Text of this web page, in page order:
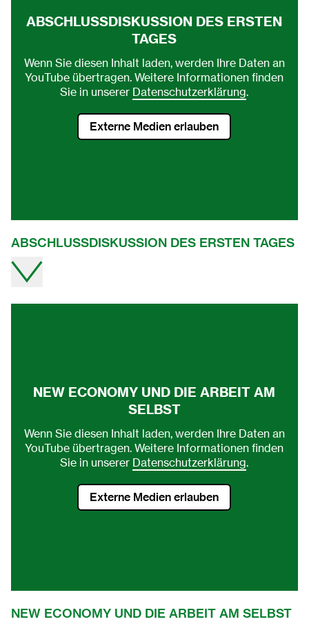
ABSCHLUSSDISKUSSION DES ERSTEN
TAGES
Wenn Sie diesen Inhalt laden, werden Ihre Daten an
YouTube übertragen. Weitere Informationen finden
Sie in unserer Datenschutzerklärung.
Externe Medien erlauben
ABSCHLUSSDISKUSSION DES ERSTEN TAGES
NEW ECONOMY UND DIE ARBEIT AM
SELBST
Wenn Sie diesen Inhalt laden, werden Ihre Daten an
YouTube übertragen. Weitere Informationen finden
Sie in unserer Datenschutzerklärung.
Externe Medien erlauben
NEW ECONOMY UND DIE ARBEIT AM SELBST